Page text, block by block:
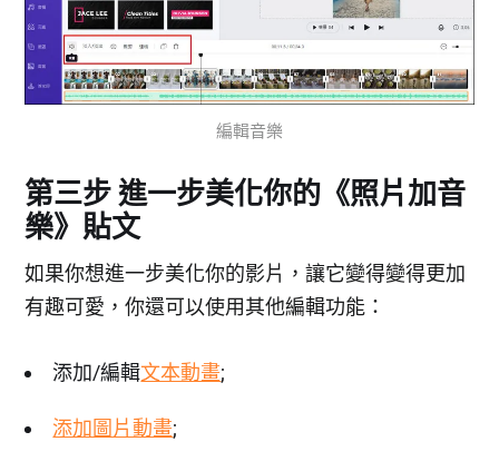
編輯音樂
第三步 進一步美化你的《照片加音
樂》貼文
如果你想進一步美化你的影片，讓它變得變得更加
有趣可愛，你還可以使用其他編輯功能：
添加/編輯文本動畫;
添加圖片動畫;